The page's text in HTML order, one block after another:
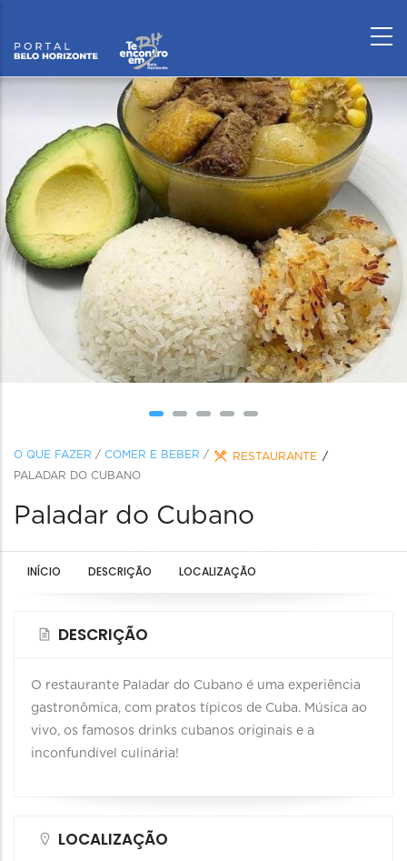
O QUE FAZER / COMER E BEBER /
RESTAURANTE
PALADAR DO CUBANO
Paladar do Cubano
INÍCIO DESCRIÇÃO LOCALIZAÇÃO
DESCRIÇÃO
O restaurante Paladar do Cubano é uma experiência
gastronômica, com pratos típicos de Cuba. Música ao
vivo, os famosos drinks cubanos originais e a
inconfundível culinária!
LOCALIZAÇÃO